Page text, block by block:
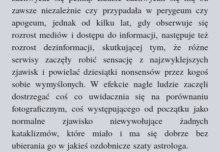
zawsze niezależnie czy przypadała w perygeum czy
apogeum, jednak od kilku lat, gdy obserwuje się
rozrost mediów i dostępu do informacji, następuje też
rozrost dezinformacji, skutkującej tym, że różne
serwisy zaczęły robić sensację z najzwyklejszych
zjawisk i powielać dziesiątki nonsensów przez kogoś
sobie wymyślonych. W efekcie nagle ludzie zaczęli
dostrzegać coś co uwidacznia się na porównaniu
fotograficznym, coś występującego od początku jako
normalne zjawisko niewywołujące żadnych
kataklizmów, które miało i ma się dobrze bez
ubierania go w jakieś ozdobnicze szaty astrologa.